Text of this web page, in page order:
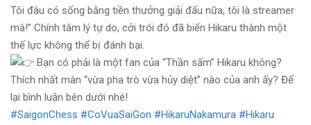
Tôi đâu có sống bằng tiền thưởng giải đấu nữa, tôi là streamer
mà!” Chính tâm lý tự do, cởi trói đó đã biến Hikaru thành một
thế lực không thể bị đánh bại.
Bạn có phải là một fan của “Thần sấm” Hikaru không?
Thích nhất màn “vừa pha trò vừa hủy diệt” nào của anh ấy? Để
lại bình luận bên dưới nhé!
#SaigonChess #CoVuaSaiGon #HikaruNakamura #Hikaru